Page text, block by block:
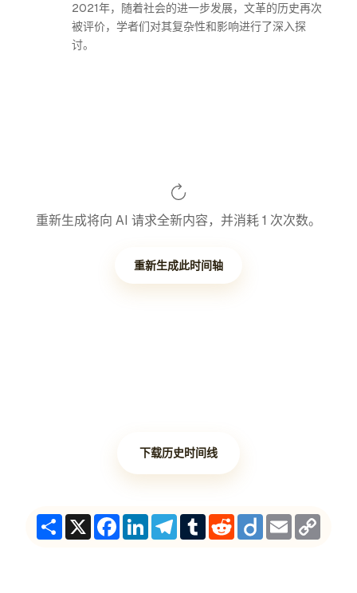
2021年，随着社会的进一步发展，文革的历史再次
被评价，学者们对其复杂性和影响进行了深入探
讨。
重新生成将向 AI 请求全新内容，并消耗 1 次次数。
重新生成此时间轴
下载历史时间线
ShareX Facebook
LinkedInTelegram
TumblrRedditDiigoEmail